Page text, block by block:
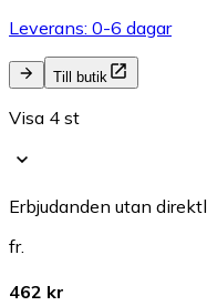
Leverans: 0-6 dagar
Till butik
Visa 4 st
Erbjudanden utan
fr.
462 kr